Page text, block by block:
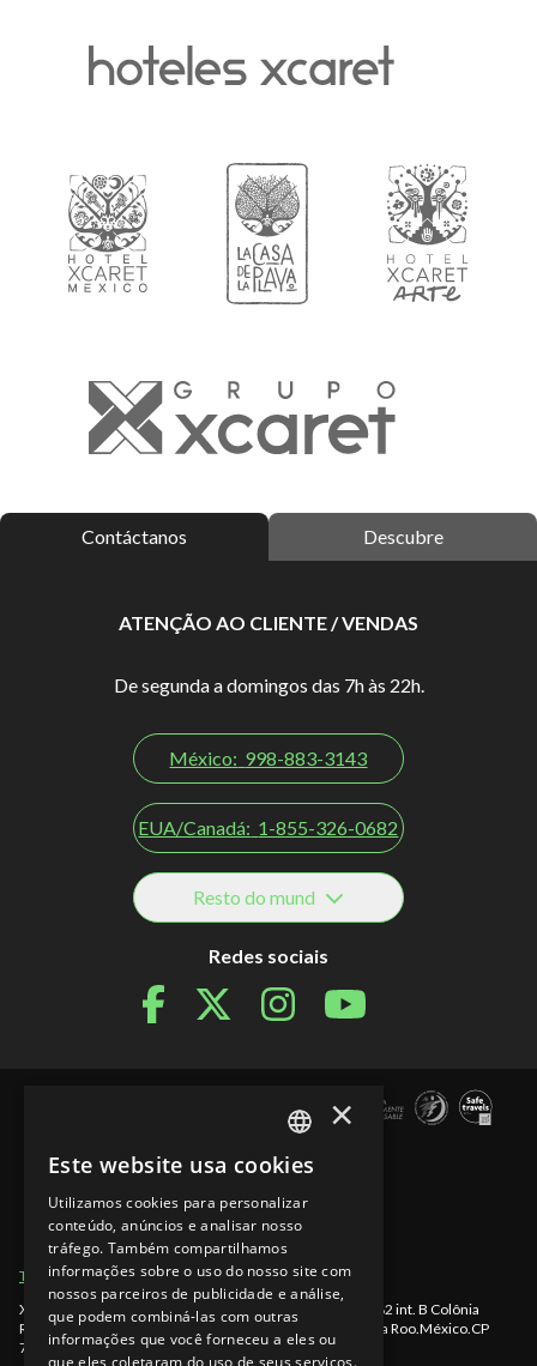
Contáctanos Descubre
ATENÇÃO AO CLIENTE / VENDAS
De segunda a domingos das 7h às 22h.
México: 998-883-3143
EUA/Canadá: 1-855-326-0682
Resto do mund
Redes sociais
Termos de Uso Seções do site Aviso de Privacidade
Xcaret - México, Rodovia Chetumal - Puerto Juárez km 282 int. B Colônia
Rancho Xcaret
Quintana Roo.México.CP
77580.
SPANISH
×
Este website usa cookies
Utilizamos cookies para personalizar
conteúdo, anúncios e analisar nosso
tráfego. Também compartilhamos
informações sobre o uso do nosso site com
nossos parceiros de publicidade e análise,
que podem combiná-las com outras
informações que você forneceu a eles ou
que eles coletaram do uso de seus serviços.